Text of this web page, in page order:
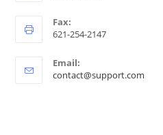
Fax:
621-254-2147
Email:
contact@support.com